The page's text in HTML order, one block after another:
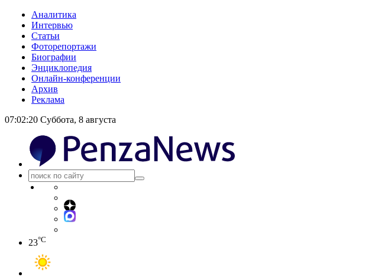
Аналитика
Интервью
Статьи
Фоторепортажи
Биографии
Энциклопедия
Онлайн-конференции
Архив
Реклама
07:02:20 Суббота, 8 августа
23°C